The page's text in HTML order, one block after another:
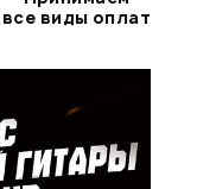
все виды оплат